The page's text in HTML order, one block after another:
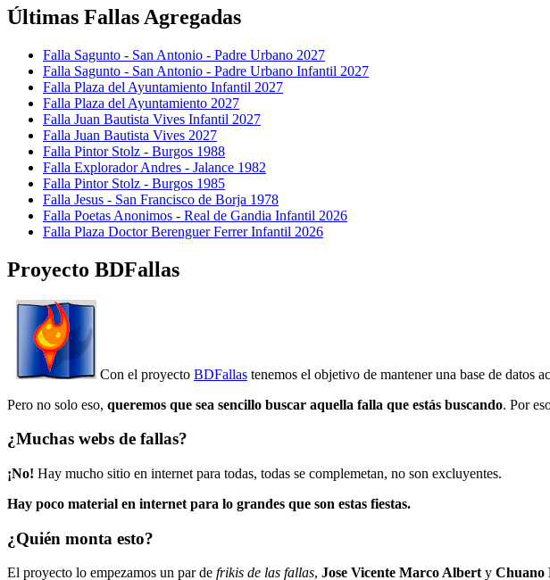
Últimas Fallas Agregadas
Falla Sagunto - San Antonio - Padre Urbano 2027
Falla Sagunto - San Antonio - Padre Urbano Infantil 2027
Falla Plaza del Ayuntamiento Infantil 2027
Falla Plaza del Ayuntamiento 2027
Falla Juan Bautista Vives Infantil 2027
Falla Juan Bautista Vives 2027
Falla Pintor Stolz - Burgos 1988
Falla Explorador Andres - Jalance 1982
Falla Pintor Stolz - Burgos 1985
Falla Jesus - San Francisco de Borja 1978
Falla Poetas Anonimos - Real de Gandia Infantil 2026
Falla Plaza Doctor Berenguer Ferrer Infantil 2026
Proyecto BDFallas
Con el proyecto BDFallas tenemos el objetivo de mantener una base de datos
Pero no solo eso, queremos que sea sencillo buscar aquella falla que estás buscando. Por
¿Muchas webs de fallas?
¡No! Hay mucho sitio en internet para todas, todas se complemetan, no son excluyentes.
Hay poco material en internet para lo grandes que son estas fiestas.
¿Quién monta esto?
El proyecto lo empezamos un par de frikis de las fallas, Jose Vicente Marco Albert y Chuano